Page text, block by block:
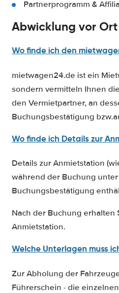
Partnerprogramm &
Abwicklung vor Ort
Wo finde ich den
mietwagen24.de ist ein
sondern vermitteln Ihnen
den Vermietpartner, an
Buchungsbestätigung
Wo finde ich Details zur
Details zur Anmietstation
während der Buchung
Buchungsbestätigung
Nach der Buchung
Anmietstation.
Welche Unterlagen muss
Zur Abholung der
Führerschein - die